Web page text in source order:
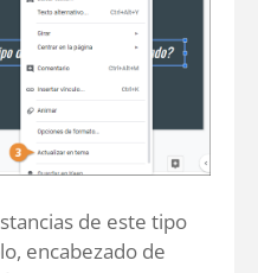
de este tipo
encabezado de